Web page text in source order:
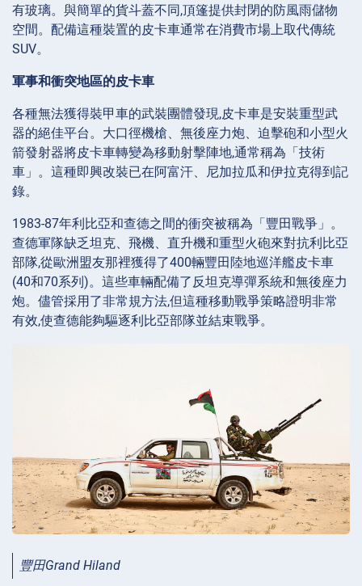
有玻璃。與簡單的貨斗蓋不同,頂篷提供封閉的防風雨儲物
空間。配備這種裝置的皮卡車通常在消費市場上取代傳統
SUV。
軍事和衝突地區的皮卡車
各種無法獲得裝甲車的武裝團體發現,皮卡車是安裝重型武
器的絕佳平台。大口徑機槍、無後座力炮、迫擊砲和小型火
箭發射器將皮卡車轉變為移動射擊陣地,通常稱為「技術
車」。這種即興改裝已在阿富汗、尼加拉瓜和伊拉克得到記
錄。
1983-87年利比亞和查德之間的衝突被稱為「豐田戰爭」。
查德軍隊缺乏坦克、飛機、直升機和重型火砲來對抗利比亞
部隊,從歐洲盟友那裡獲得了400輛豐田陸地巡洋艦皮卡車
(40和70系列)。這些車輛配備了反坦克導彈系統和無後座力
炮。儘管採用了非常規方法,但這種移動戰爭策略證明非常
有效,使查德能夠驅逐利比亞部隊並結束戰爭。
豐田Grand Hiland